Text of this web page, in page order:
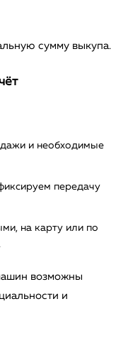
сумму выкупа.
и необходимые
передачу
на карту или по
возможны
и